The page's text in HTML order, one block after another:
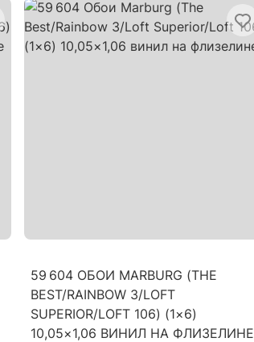
59 604 ОБОИ MARBURG (THE
BEST/RAINBOW 3/LOFT
SUPERIOR/LOFT 106) (1×6)
10,05×1,06 ВИНИЛ НА ФЛИЗЕЛИНЕ